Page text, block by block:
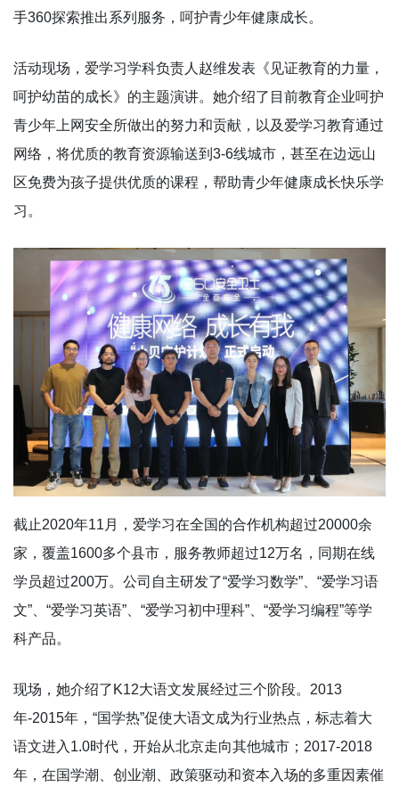
手360探索推出系列服务，呵护青少年健康成长。
活动现场，爱学习学科负责人赵维发表《见证教育的力量，
呵护幼苗的成长》的主题演讲。她介绍了目前教育企业呵护
青少年上网安全所做出的努力和贡献，以及爱学习教育通过
网络，将优质的教育资源输送到3-6线城市，甚至在边远山
区免费为孩子提供优质的课程，帮助青少年健康成长快乐学
习。
截止2020年11月，爱学习在全国的合作机构超过20000余
家，覆盖1600多个县市，服务教师超过12万名，同期在线
学员超过200万。公司自主研发了“爱学习数学”、“爱学习语
文”、“爱学习英语”、“爱学习初中理科”、“爱学习编程”等学
科产品。
现场，她介绍了K12大语文发展经过三个阶段。2013
年-2015年，“国学热”促使大语文成为行业热点，标志着大
语文进入1.0时代，开始从北京走向其他城市；2017-2018
年，在国学潮、创业潮、政策驱动和资本入场的多重因素催